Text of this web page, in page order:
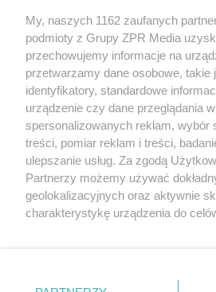
Żaden utwór zamieszczony w serwisie nie
rozpowszechniany lub dalej
tym także elektroniczny lub mechaniczny)
eksploatacji w jakiejkolwiek formie,
Internecie bez pisemnej zgody właściciela
wykorzystanie utworów w całości lub w
tzn. bez właściwej zgody, jest zabronione
ścigane prawnie.
My, naszych 1162 zaufanych
podmioty z Grupy ZPR Media
przechowujemy informacje na
przetwarzamy dane osobowe, takie
identyfikatory, standardowe
urządzenie czy dane przeglądania
spersonalizowanych reklam, wybór
treści, pomiar reklam i treści,
ulepszanie usług. Za zgodą
Partnerzy możemy używać
geolokalizacyjnych oraz aktywnie
charakterystykę urządzenia do
zmienić/wycofać klikając przycisk